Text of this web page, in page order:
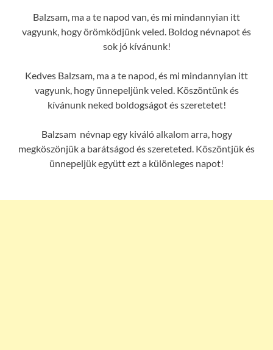
Balzsam, ma a te napod van, és mi mindannyian itt
vagyunk, hogy örömködjünk veled. Boldog névnapot és
sok jó kívánunk!
Kedves Balzsam, ma a te napod, és mi mindannyian itt
vagyunk, hogy ünnepeljünk veled. Köszöntünk és
kívánunk neked boldogságot és szeretetet!
Balzsam névnap egy kiváló alkalom arra, hogy
megköszönjük a barátságod és szereteted. Köszöntjük és
ünnepeljük együtt ezt a különleges napot!